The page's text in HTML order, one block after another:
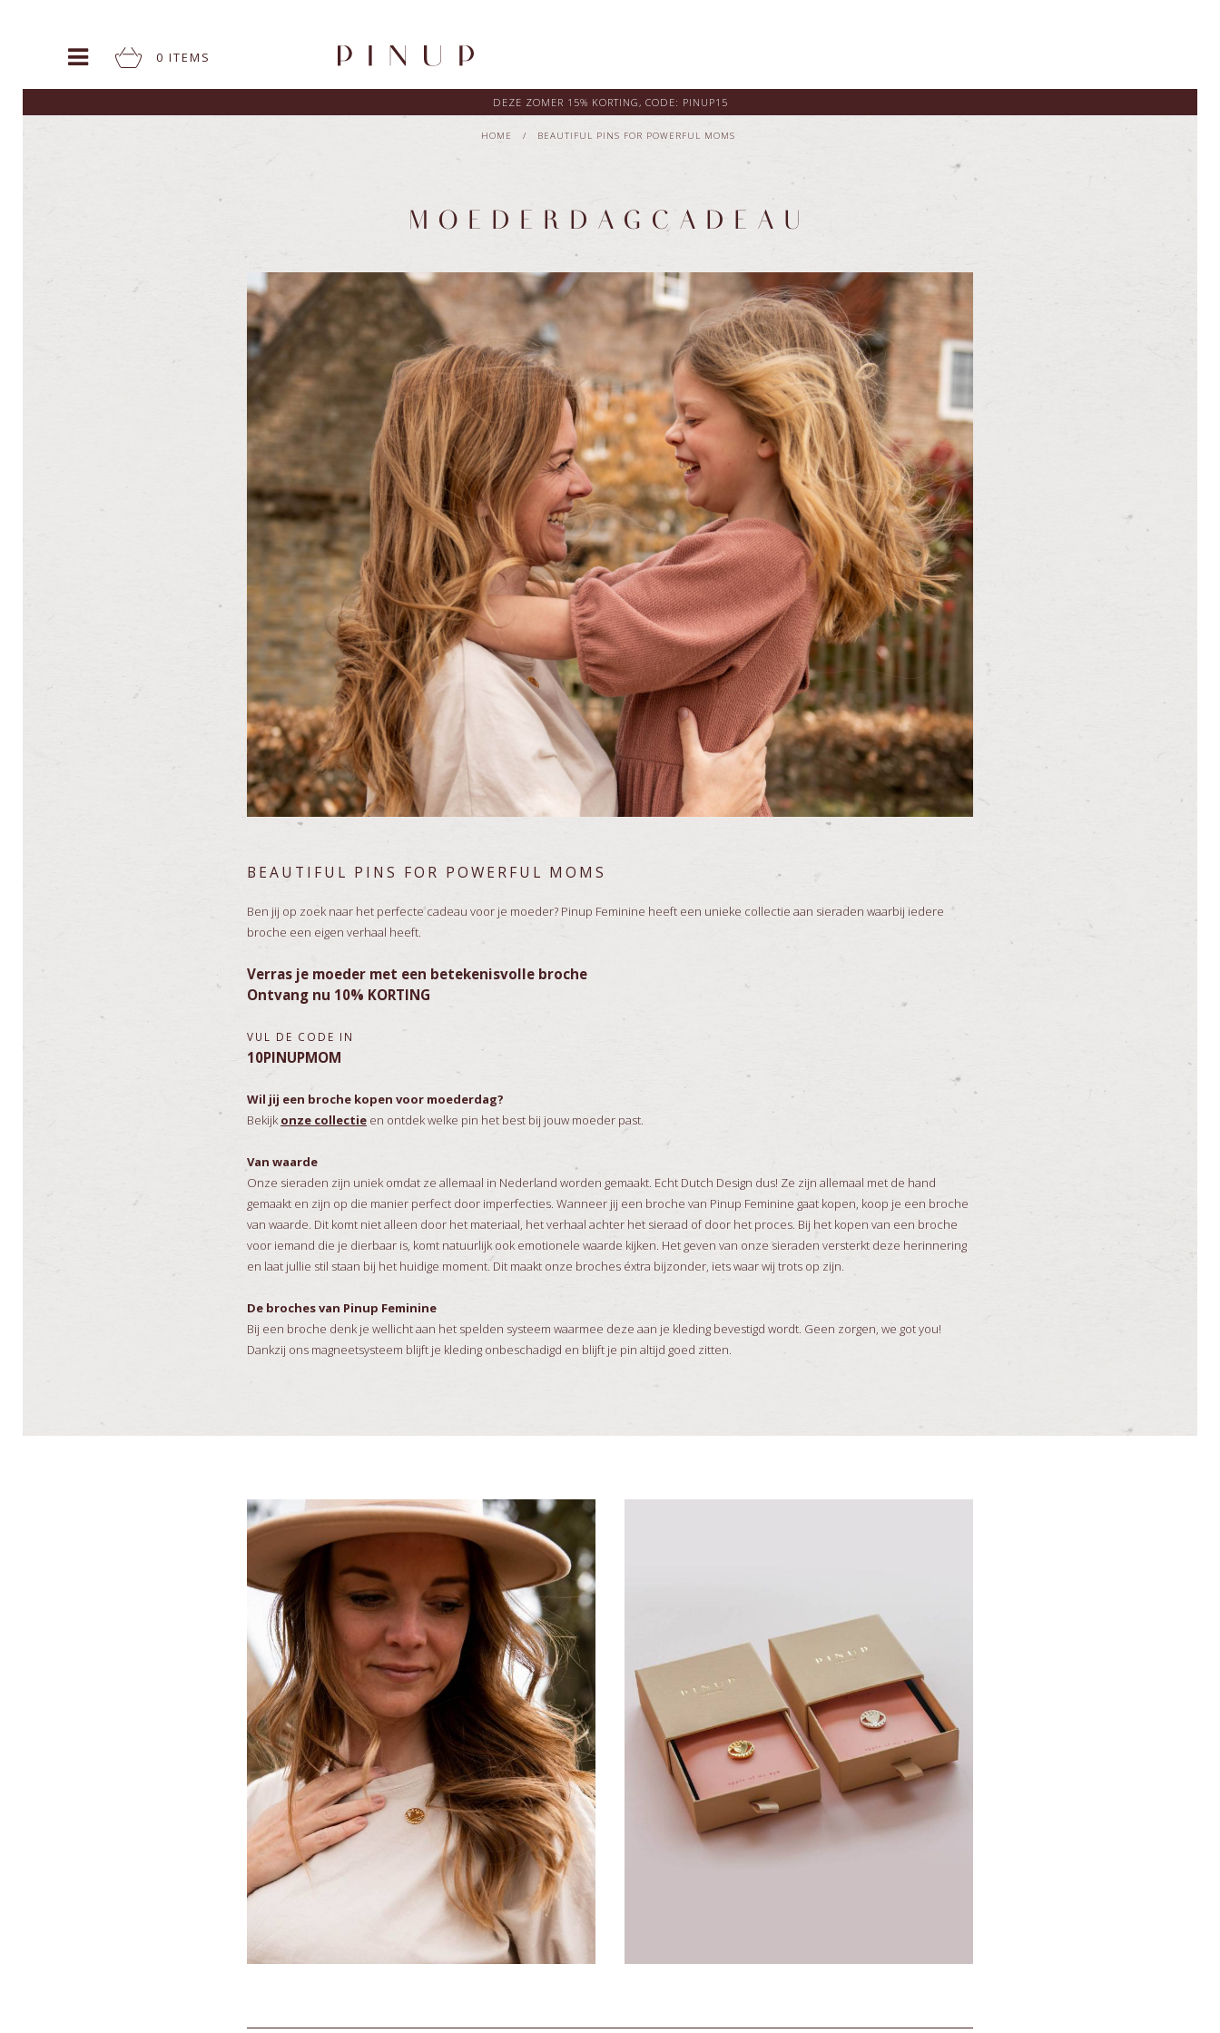
0 ITEM S
DEZE ZOMER 15% KORTING, CODE: PINUP15
HOME / BEAUTIFUL PINS FOR POWERFUL MOMS
MOEDERDAGCADEAU
BEAUTIFUL PINS FOR POWERFUL MOMS
Ben jij op zoek naar het perfecte cadeau voor je moeder? Pinup Feminine heeft een unieke collectie aan sieraden waarbij iedere
broche een eigen verhaal heeft.
Verras je moeder met een betekenisvolle broche
Ontvang nu 10% KORTING
VUL DE CODE IN
10PINUPMOM
Wil jij een broche kopen voor moederdag?
Bekijkonze collectie en ontdek welke pin het best bij jouw moeder past.
Van waarde
Onze sieraden zijn uniek omdat ze allemaal in Nederland worden gemaakt. Echt Dutch Design dus! Ze zijn allemaal met de hand
gemaakt en zijn op die manier perfect door imperfecties. Wanneer jij een broche van Pinup Feminine gaat kopen, koop je een broche
van waarde. Dit komt niet alleen door het materiaal, het verhaal achter het sieraad of door het proces. Bij het kopen van een broche
voor iemand die je dierbaar is, komt natuurlijk ook emotionele waarde kijken. Het geven van onze sieraden versterkt deze herinnering
en laat jullie stil staan bij het huidige moment. Dit maakt onze broches éxtra bijzonder, iets waar wij trots op zijn.
De broches van Pinup Feminine
Bij een broche denk je wellicht aan het spelden systeem waarmee deze aan je kleding bevestigd wordt. Geen zorgen, we got you!
Dankzij ons magneetsysteem blijft je kleding onbeschadigd en blijft je pin altijd goed zitten.